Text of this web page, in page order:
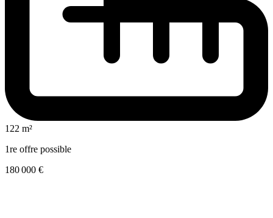
122 m²
1re offre possible
180 000 €